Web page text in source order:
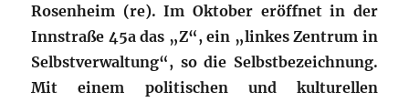
Rosenheim (re). Im Oktober eröffnet in der
Innstraße 45a das „Z“, ein „linkes Zentrum in
Selbstverwaltung“, so die Selbstbezeichnung.
Mit einem politischen und kulturellen